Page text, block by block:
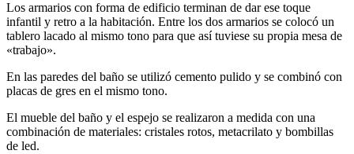
Los armarios con forma de edificio terminan de dar ese toque
infantil y retro a la habitación. Entre los dos armarios se colocó un
tablero lacado al mismo tono para que así tuviese su propia mesa de
«trabajo».
En las paredes del baño se utilizó cemento pulido y se combinó con
placas de gres en el mismo tono.
El mueble del baño y el espejo se realizaron a medida con una
combinación de materiales: cristales rotos, metacrilato y bombillas
de led.